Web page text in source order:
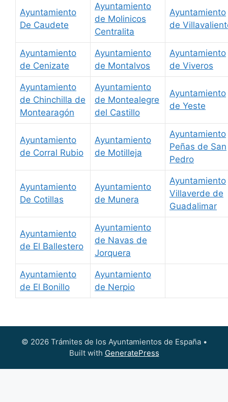
Ayuntamiento
De Caudete
Ayuntamiento
de Molinicos
Centralita
Ayuntamiento
de
Ayuntamiento
de Cenizate
Ayuntamiento
de Montalvos
Ayuntamiento
de Viveros
Ayuntamiento
de Chinchilla de
Montearagón
Ayuntamiento
de Montealegre
del Castillo
Ayuntamiento
de Yeste
Ayuntamiento
de Corral Rubio
Ayuntamiento
de Motilleja
Ayuntamiento
Peñas de San
Pedro
Ayuntamiento
De Cotillas
Ayuntamiento
de Munera
Ayuntamiento
Villaverde de
Guadalimar
Ayuntamiento
de El Ballestero
Ayuntamiento
de Navas de
Jorquera
Ayuntamiento
de El Bonillo
Ayuntamiento
de Nerpio
© 2026 Trámites de los Ayuntamientos de España•
Built with GeneratePress